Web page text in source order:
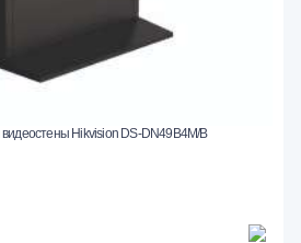
Hikvision DS-DN49B4M/B